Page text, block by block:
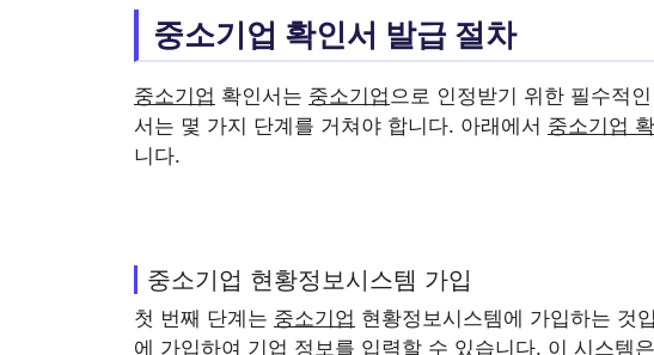
중소기업 확인서 발급 절차
중소기업 확인서는 중소기업 으로 인정받기 위한 필수적
서는 몇 가지 단계를 거쳐야 합니다. 아래에서 중소기업
니다.
중소기업 현황정보시스템 가입
첫 번째 단계는 중소기업 현황정보시스템에 가입하는 것
에 가입하여 기업 정보를 입력할 수 있습니다. 이 시스템